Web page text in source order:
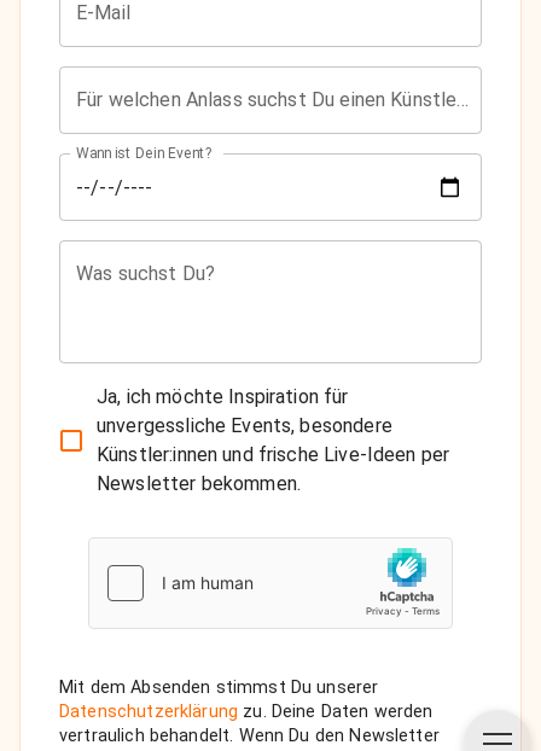
E-Mail
Für welchen Anlass suchst Du einen Künstler?
Wann ist Dein Event?
Was suchst Du?
Ja, ich möchte Inspiration für
unvergessliche Events, besondere
Künstler:innen und frische Live-Ideen per
Newsletter bekommen.
Mit dem Absenden stimmst Du unserer
Datenschutzerklärung zu. Deine Daten werden
vertraulich behandelt. Wenn Du den Newsletter